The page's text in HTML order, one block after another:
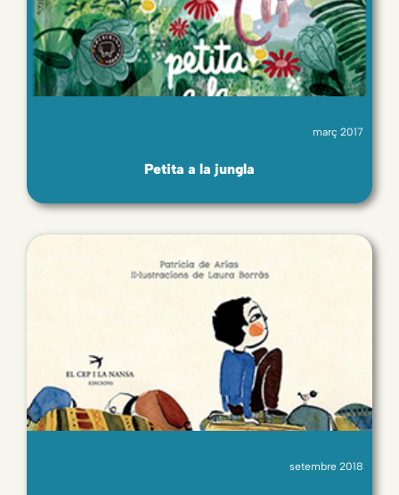
març 2017
Petita a la jungla
setembre 2018